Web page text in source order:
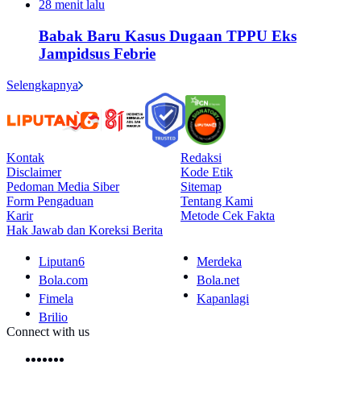
28 menit lalu
Babak Baru Kasus Dugaan TPPU Eks
Jampidsus Febrie
Selengkapnya
Kontak
Redaksi
Disclaimer
Kode Etik
Pedoman Media Siber
Sitemap
Form Pengaduan
Tentang Kami
Karir
Metode Cek Fakta
Hak Jawab dan Koreksi Berita
Liputan6
Merdeka
Bola.com
Bola.net
Fimela
Kapanlagi
Brilio
Connect with us